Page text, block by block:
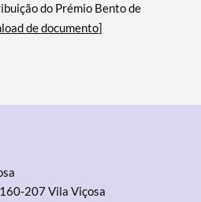
do Prémio Bento de
de documento]
207 Vila Viçosa